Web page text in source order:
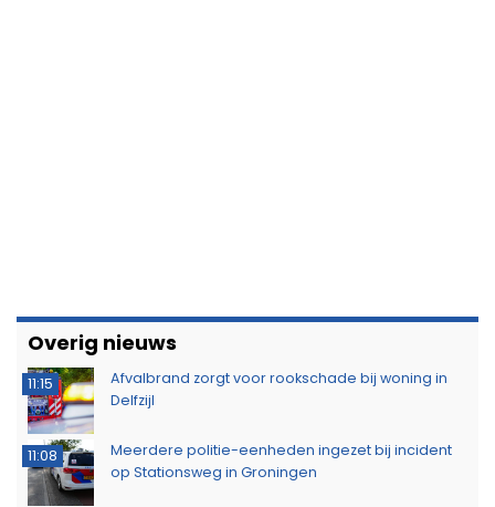
Overig nieuws
11:15
Afvalbrand zorgt voor rookschade bij woning in
Delfzijl
11:08
Meerdere politie-eenheden ingezet bij incident
op Stationsweg in Groningen